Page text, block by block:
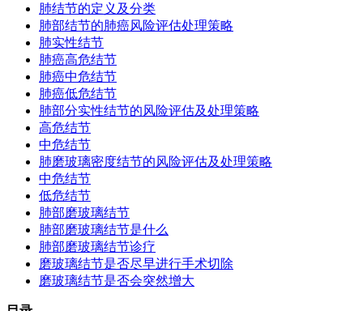
肺结节的定义及分类
肺部结节的肺癌风险评估处理策略
肺实性结节
肺癌高危结节
肺癌中危结节
肺癌低危结节
肺部分实性结节的风险评估及处理策略
高危结节
中危结节
肺磨玻璃密度结节的风险评估及处理策略
中危结节
低危结节
肺部磨玻璃结节
肺部磨玻璃结节是什么
肺部磨玻璃结节诊疗
磨玻璃结节是否尽早进行手术切除
磨玻璃结节是否会突然增大